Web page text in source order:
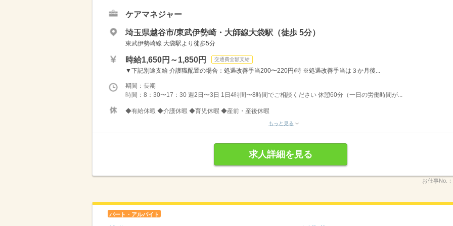
ケアマネジャー
埼玉県越谷市/東武伊勢崎・大師線大袋駅（徒歩 5分）
東武伊勢崎線 大袋駅より徒歩5分
時給1,650円～1,850円 交通費全額支給
▼下記別途支給 介護職配置の場合：処遇改善手当200〜220円/時 ※処遇改善手当は３か月後...
期間：長期
時間：8：30〜17：30 週2日〜3日 1日4時間〜8時間でご相談ください 休憩60分（一日の労働時間が...
◆有給休暇 ◆介護休暇 ◆育児休暇 ◆産前・産後休暇
もっと見る
求人詳細を見る
お仕事No.：
パート・アルバイト